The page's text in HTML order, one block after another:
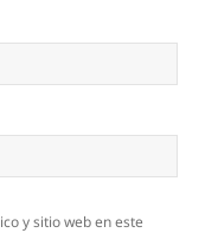
y sitio web en este